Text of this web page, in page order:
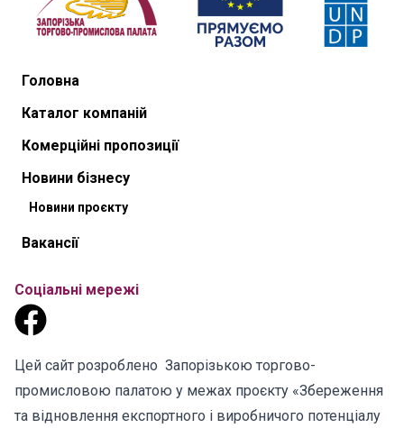
Головна
Каталог компаній
Комерційні пропозиції
Новини бізнесу
Новини проєкту
Вакансії
Соціальні мережі
Цей сайт розроблено Запорізькою торгово-
промисловою палатою у межах проєкту «Збереження
та відновлення експортного і виробничого потенціалу